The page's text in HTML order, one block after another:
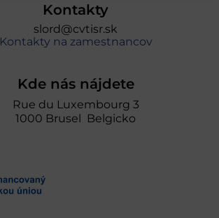
Kontakty
slord@cvtisr.sk
Kontakty na zamestnancov
Kde nás nájdete
Rue du Luxembourg 3
1000 Brusel Belgicko